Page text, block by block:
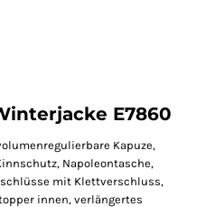
E7860
Kapuze,
Napoleontasche,
mit Klettverschluss,
innen, verlängertes